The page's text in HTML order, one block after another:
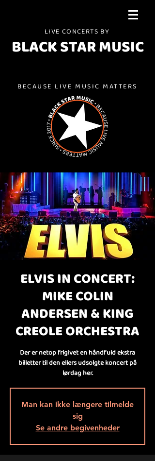
LIVE CONCERTS BY
BLACK STAR MUSIC
BECAUSE LIVE MUSIC MATTERS
ELVIS IN CONCERT:
MIKE COLIN
ANDERSEN & KING
CREOLE ORCHESTRA
Der er netop frigivet en håndfuld ekstra
billetter til den ellers udsolgte koncert på
lørdag her.
Man kan ikke længere tilmelde
sig
Se andre begivenheder